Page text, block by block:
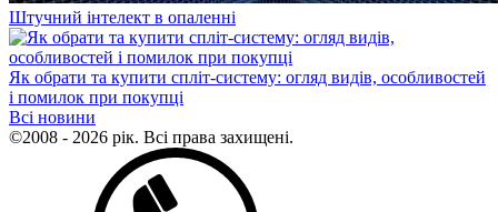
Штучний інтелект в опаленні
Як обрати та купити спліт-систему: огляд видів, особливостей
і помилок при покупці
Всі новини
©2008 - 2026 рік. Всі права захищені.